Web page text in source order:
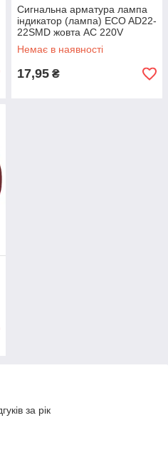
Сигнальна арматура лампа
індикатор (лампа) ECO AD22-
22SMD жовта АС 220V
ECO090010010
Немає в наявності
17,95 ₴
за рік